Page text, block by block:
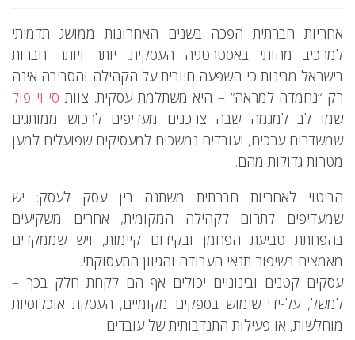
אחריות חברתית הפכה בשנים האחרונות ממושג תדמיתי
למרכיב מהותי באסטרטגיה העסקית. יותר ויותר חברות
בישראל מבינות כי השפעה חיובית על הקהילה והסביבה אינה
רק “נחמדה למראה” – היא משתלמת עסקית. צוות סי וי פול
שמו לב למגמה שבה צרכנים מעדיפים לרכוש ממותגים
שמשדרים ערכים, ועובדים נמשכים למעסיקים שפועלים למען
מטרות גדולות מהם.
הביטוי לאחריות חברתית משתנה בין עסק לעסק: יש
שמעדיפים לתרום לקהילה המקומית, אחרים משקיעים
בהפחתת טביעת הפחמן ובקידום קיימות, ויש שממקדים
מאמצים בשיפור תנאי העבודה והגיוון התעסוקתי.
עסקים קטנים ובינוניים יכולים אף הם לקחת חלק בכך –
למשל, על-ידי שימוש בספקים מקומיים, העסקת אוכלוסיות
מוחלשות, או פעילות התנדבותית של עובדים.